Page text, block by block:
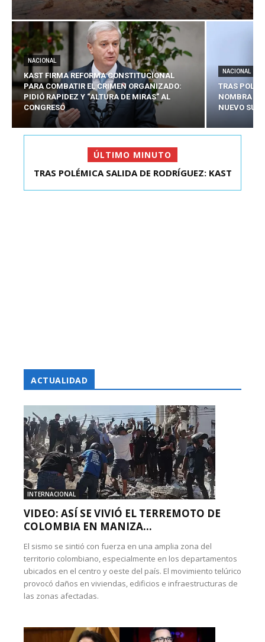
NACIONAL
KAST FIRMA REFORMA CONSTITUCIONAL
PARA COMBATIR EL CRIMEN ORGANIZADO:
PIDIÓ RAPIDEZ Y “ALTURA DE MIRAS” AL
CONGRESO
NACIONAL
TRAS
NOMBRA A
NUEVO
ÚLTIMO MINUTO
AUMENTAN A 71 LOS MUERTOS POR TERREMOTO
TRAS POLÉMICA SALIDA DE RODRÍGUEZ: KAST
ACTUALIDAD
INTERNACIONAL
VIDEO: ASÍ SE VIVIÓ EL TERREMOTO DE
COLOMBIA EN MANIZA...
El sismo se sintió con fuerza en una amplia zona del
territorio colombiano, especialmente en los departamentos
ubicados en el centro y oeste del país. El movimiento telúrico
provocó daños en viviendas, edificios e infraestructuras de
las zonas afectadas.